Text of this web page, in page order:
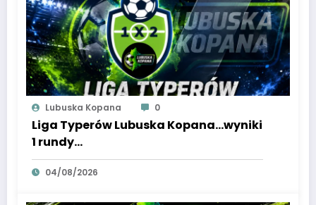
Lubuska Kopana 0
Liga Typerów Lubuska Kopana…wyniki
1 rundy…
04/08/2026